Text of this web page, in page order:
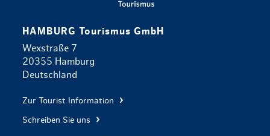
HAMBURG Tourismus GmbH
Wexstraße 7
20355 Hamburg
Deutschland
Zur Tourist Information
Schreiben Sie uns